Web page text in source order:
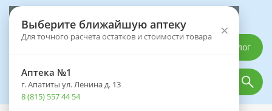
Выберите ближайшую аптеку
Для точного расчета остатков и стоимости товара ×
Аптека №1
г. Апатиты ул. Ленина д. 13
8 (815) 557 44 54
Каталог